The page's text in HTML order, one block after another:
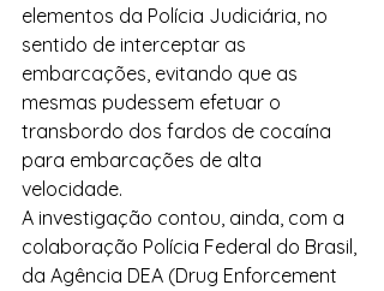
elementos da Polícia Judiciária, no
sentido de interceptar as
embarcações, evitando que as
mesmas pudessem efetuar o
transbordo dos fardos de cocaína
para embarcações de alta
velocidade.
A investigação contou, ainda, com a
colaboração Polícia Federal do Brasil,
da Agência DEA (Drug Enforcement